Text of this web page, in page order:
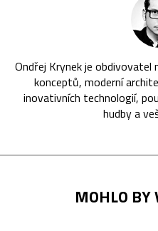
Ondřej Krynek je obdivovatel
konceptů, moderní
inovativních technologií,
hudby a
MOHLO BY